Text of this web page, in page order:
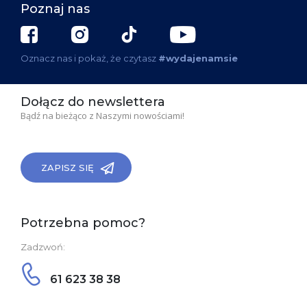
Poznaj nas
Oznacz nas i pokaż, że czytasz #wydajenamsie
Dołącz do newslettera
Bądź na bieżąco z Naszymi nowościami!
ZAPISZ SIĘ
Potrzebna pomoc?
Zadzwoń:
61 623 38 38